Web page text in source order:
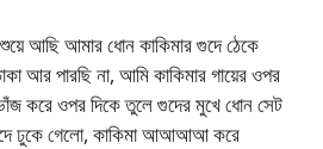
আছি আমার ধোন কাকিমার গুদে ঠেকে
আর পারছি না, আমি কাকিমার গায়ের ওপর
করে ওপর দিকে তুলে গুদের মুখে ধোন সেট
ঢুকে গেলো, কাকিমা আআআআ করে